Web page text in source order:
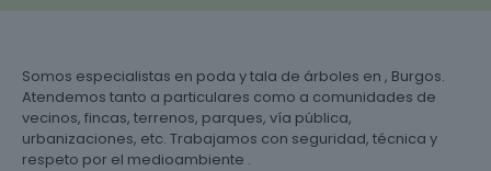
Somos especialistas en poda y tala de árboles en , Burgos.
Atendemos tanto a particulares como a comunidades de
vecinos, fincas, terrenos, parques, vía pública,
urbanizaciones, etc. Trabajamos con seguridad, técnica y
respeto por el medioambiente .